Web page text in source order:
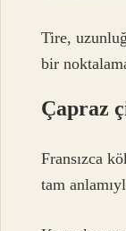
Tire,
bir
Çapraz
Fransızca
tam